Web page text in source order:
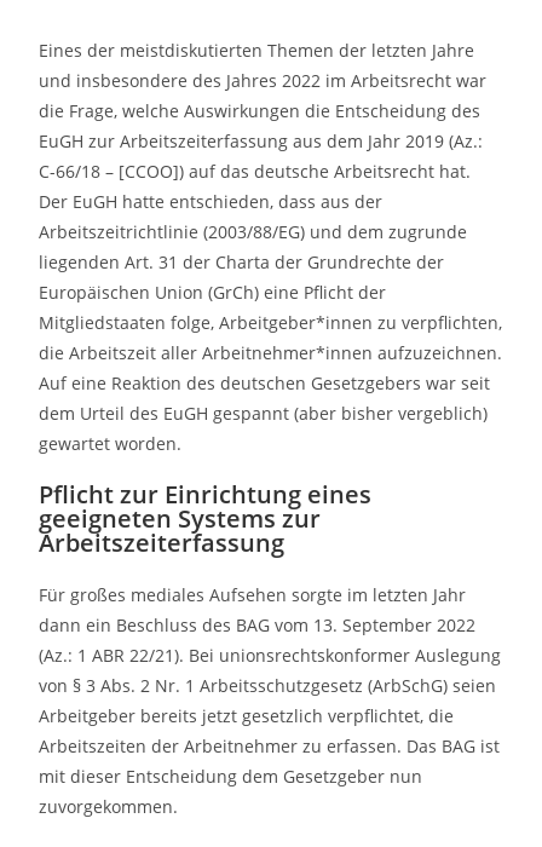
Eines der meistdiskutierten Themen der letzten Jahre
und insbesondere des Jahres 2022 im Arbeitsrecht war
die Frage, welche Auswirkungen die Entscheidung des
EuGH zur Arbeitszeiterfassung aus dem Jahr 2019 (Az.:
C-66/18 – [CCOO]) auf das deutsche Arbeitsrecht hat.
Der EuGH hatte entschieden, dass aus der
Arbeitszeitrichtlinie (2003/88/EG) und dem zugrunde
liegenden Art. 31 der Charta der Grundrechte der
Europäischen Union (GrCh) eine Pflicht der
Mitgliedstaaten folge, Arbeitgeber*innen zu verpflichten,
die Arbeitszeit aller Arbeitnehmer*innen aufzuzeichnen.
Auf eine Reaktion des deutschen Gesetzgebers war seit
dem Urteil des EuGH gespannt (aber bisher vergeblich)
gewartet worden.
Pflicht zur Einrichtung eines
geeigneten Systems zur
Arbeitszeiterfassung
Für großes mediales Aufsehen sorgte im letzten Jahr
dann ein Beschluss des BAG vom 13. September 2022
(Az.: 1 ABR 22/21). Bei unionsrechtskonformer Auslegung
von § 3 Abs. 2 Nr. 1 Arbeitsschutzgesetz (ArbSchG) seien
Arbeitgeber bereits jetzt gesetzlich verpflichtet, die
Arbeitszeiten der Arbeitnehmer zu erfassen. Das BAG ist
mit dieser Entscheidung dem Gesetzgeber nun
zuvorgekommen.